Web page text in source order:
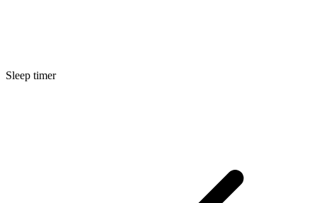
Sleep timer